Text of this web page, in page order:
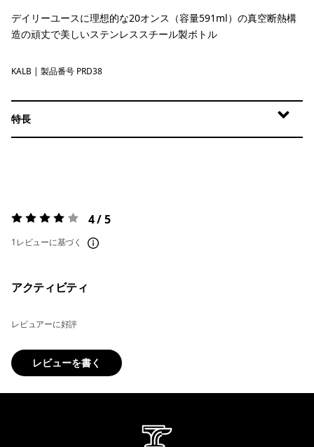
デイリーユースに理想的な20オンス（容量591ml）の真空断熱構
造の頑丈で美しいステンレススチール製ボトル
Kaleido: Black
KALB | 製品番号 PRD38
特長
評価:4 / 5 4 / 5
1レビューに基づく
アクティビティ
レビュアーに好評
レビューを書く